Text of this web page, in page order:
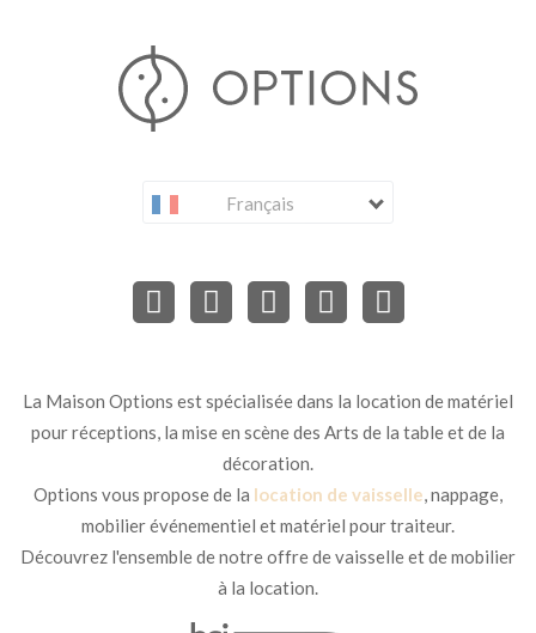
Français
La Maison Options est spécialisée dans la location de matériel
pour réceptions, la mise en scène des Arts de la table et de la
décoration.
Options vous propose de la location de vaisselle, nappage,
mobilier événementiel et matériel pour traiteur.
Découvrez l'ensemble de notre offre de vaisselle et de mobilier
à la location.